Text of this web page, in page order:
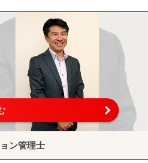
ン管理士